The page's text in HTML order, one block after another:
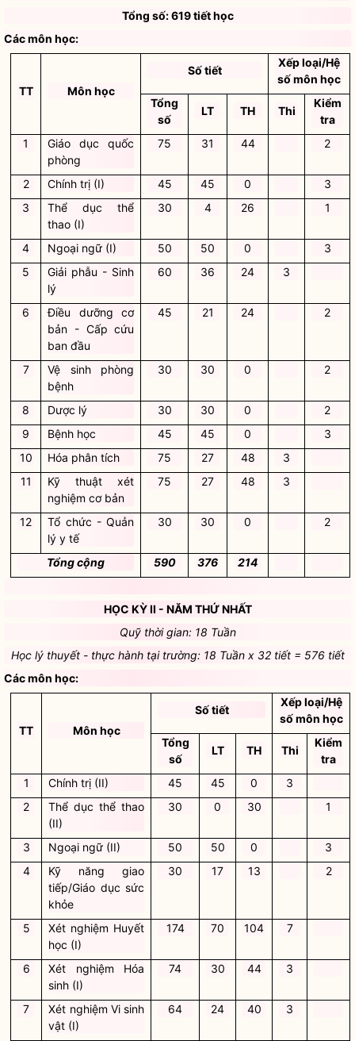
Tổng số: 619 tiết học
Các môn học:
TT Môn học
Số tiết
Xếp loại/Hệ
số môn học
Tổng
số
LT TH Thi
Kiểm
tra
1
Giáo dục quốc
phòng
75 31 44 2
2 Chính trị (I) 45 45 0
3
3
Thể dục thể
thao (I)
30 4 26 1
4 Ngoại ngữ (I) 50 50 0
3
5
Giải phẫu - Sinh
lý
60 36 24 3
6
Điều dưỡng cơ
bản - Cấp cứu
ban đầu
45 21 24 2
7
Vệ sinh phòng
bệnh
30 30 0 2
8 Dược lý 30 30 0
2
9
Bệnh học 45 45 0
3
10
Hóa phân tích 75 27 48
3
11
Kỹ thuật xét
nghiệm cơ bản
75 27 48 3
12
Tổ chức - Quản
lý y tế
30 30 0 2
Tổng cộng 590 376 214
HỌC KỲ II - NĂM THỨ NHẤT
Quỹ thời gian: 18 Tuần
Học lý thuyết - thực hành tại trường: 18 Tuần x 32 tiết = 576 tiết
Các môn học:
TT Môn học
Số tiết
Xếp loại/Hệ
số môn học
Tổng
số
LT TH Thi
Kiểm
tra
1
Chính trị (II) 45 45 0
3
2
Thể dục thể thao
(II)
30 0 30 1
3 Ngoại ngữ (II) 50 50 0
3
4
Kỹ năng giao
tiếp/Giáo dục sức
khỏe
30 17 13 2
5
Xét nghiệm Huyết
học (I)
174 70 104 7
6
Xét nghiệm Hóa
sinh (I)
74 30 44 3
7
Xét nghiệm Vi sinh
vật (I)
64 24 40 3